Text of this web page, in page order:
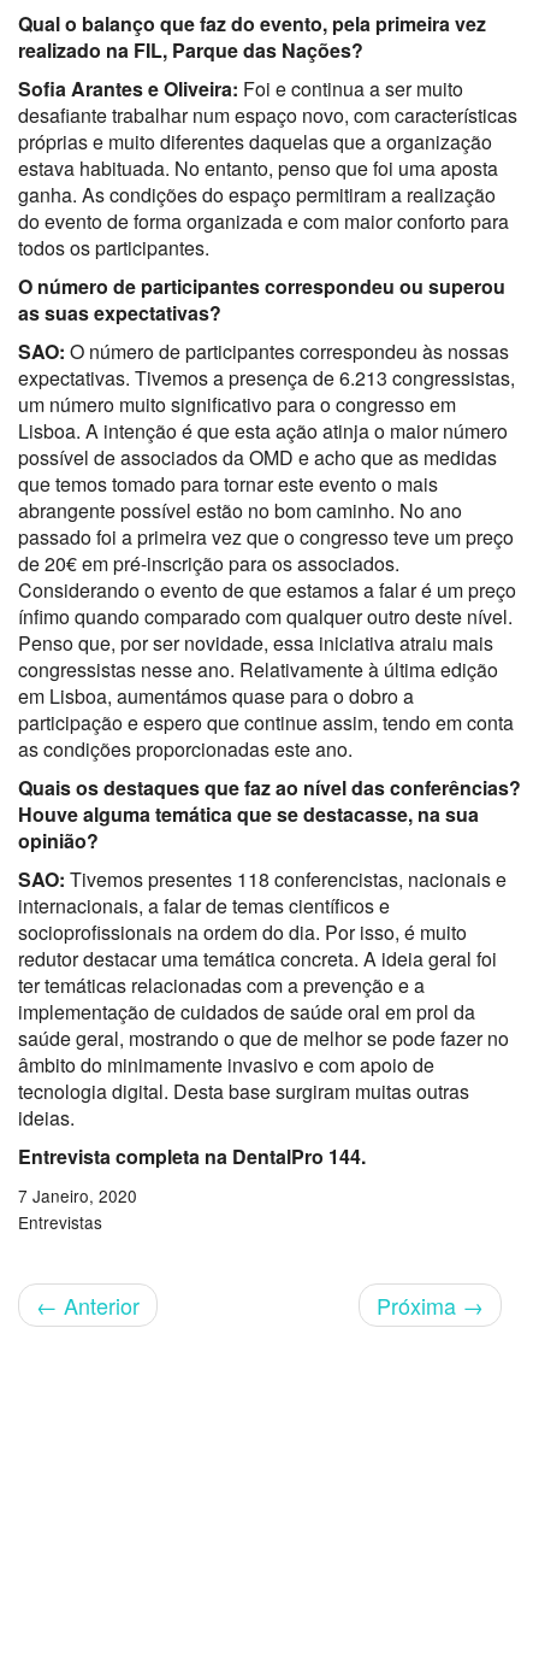
Qual o balanço que faz do evento, pela primeira vez
realizado na FIL, Parque das Nações?
Sofia Arantes e Oliveira: Foi e continua a ser muito
desafiante trabalhar num espaço novo, com características
próprias e muito diferentes daquelas que a organização
estava habituada. No entanto, penso que foi uma aposta
ganha. As condições do espaço permitiram a realização
do evento de forma organizada e com maior conforto para
todos os participantes.
O número de participantes correspondeu ou superou
as suas expectativas?
SAO: O número de participantes correspondeu às nossas
expectativas. Tivemos a presença de 6.213 congressistas,
um número muito significativo para o congresso em
Lisboa. A intenção é que esta ação atinja o maior número
possível de associados da OMD e acho que as medidas
que temos tomado para tornar este evento o mais
abrangente possível estão no bom caminho. No ano
passado foi a primeira vez que o congresso teve um preço
de 20€ em pré-inscrição para os associados.
Considerando o evento de que estamos a falar é um preço
ínfimo quando comparado com qualquer outro deste nível.
Penso que, por ser novidade, essa iniciativa atraiu mais
congressistas nesse ano. Relativamente à última edição
em Lisboa, aumentámos quase para o dobro a
participação e espero que continue assim, tendo em conta
as condições proporcionadas este ano.
Quais os destaques que faz ao nível das conferências?
Houve alguma temática que se destacasse, na sua
opinião?
SAO: Tivemos presentes 118 conferencistas, nacionais e
internacionais, a falar de temas científicos e
socioprofissionais na ordem do dia. Por isso, é muito
redutor destacar uma temática concreta. A ideia geral foi
ter temáticas relacionadas com a prevenção e a
implementação de cuidados de saúde oral em prol da
saúde geral, mostrando o que de melhor se pode fazer no
âmbito do minimamente invasivo e com apoio de
tecnologia digital. Desta base surgiram muitas outras
ideias.
Entrevista completa na DentalPro 144.
7 Janeiro, 2020
Entrevistas
← Anterior Próxima →